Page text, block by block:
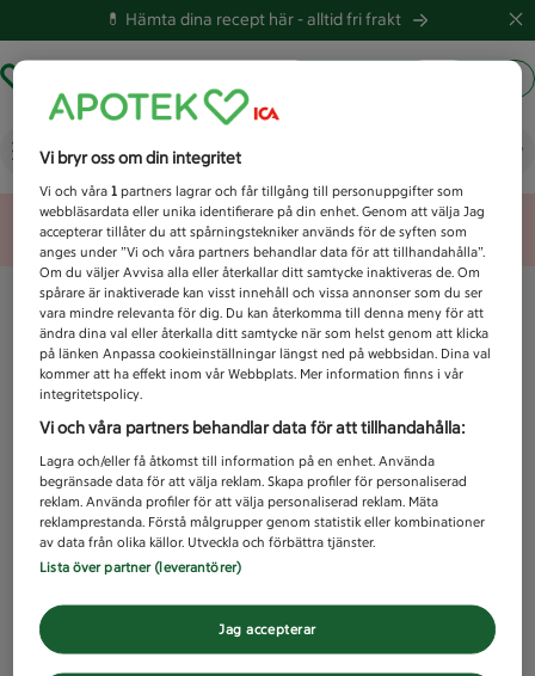
💊 Hämta dina recept här -alltid fri frakt
Vad letar du efter idag?
Unknown error
Vi bryr oss om din integritet
Vi och våra1 partners lagrar och får tillgång till personuppgifter som
webbläsardata eller unika identifierare på din enhet. Genom att välja Jag
accepterar tillåter du att spårningstekniker används för de syften som
anges under ”Vi och våra partners behandlar data för att tillhandahålla”.
Om du väljer Avvisa alla eller återkallar ditt samtycke inaktiveras de. Om
spårare är inaktiverade kan visst innehåll och vissa annonser som du ser
vara mindre relevanta för dig. Du kan återkomma till denna meny för att
ändra dina val eller återkalla ditt samtycke när som helst genom att klicka
på länken Anpassa cookieinställningar längst ned på webbsidan. Dina val
kommer att ha effekt inom vår Webbplats. Mer information finns i vår
integritetspolicy.
Vi och våra partners behandlar data för att tillhandahålla:
Lagra och/eller få åtkomst till information på en enhet. Använda
begränsade data för att välja reklam. Skapa profiler för personaliserad
reklam. Använda profiler för att välja personaliserad reklam. Mäta
reklamprestanda. Förstå målgrupper genom statistik eller kombinationer
av data från olika källor. Utveckla och förbättra tjänster.
Lista över partner (leverantörer)
Jag accepterar